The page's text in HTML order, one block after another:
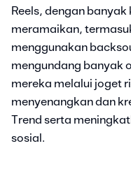
Reels, dengan
meramaikan,
menggunakan
mengundang banyak
mereka melalui joget
menyenangkan dan
Trend serta
sosial.